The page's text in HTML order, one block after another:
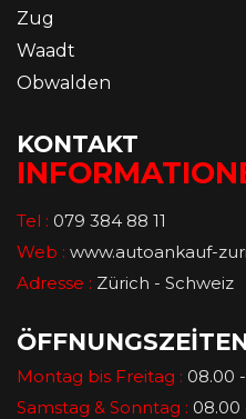
Zug
Waadt
Obwalden
KONTAKT
Tel : 079 384 88 11
Web : www.autoankauf-
Adresse : Zürich - Schweiz
Montag bis Freitag : 08.00
Samstag & Sonntag : 08.00